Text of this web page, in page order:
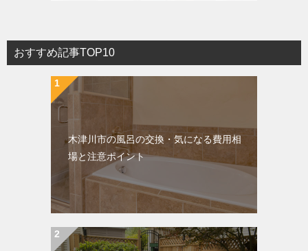
おすすめ記事TOP10
木津川市の風呂の交換・気になる費用相
場と注意ポイント